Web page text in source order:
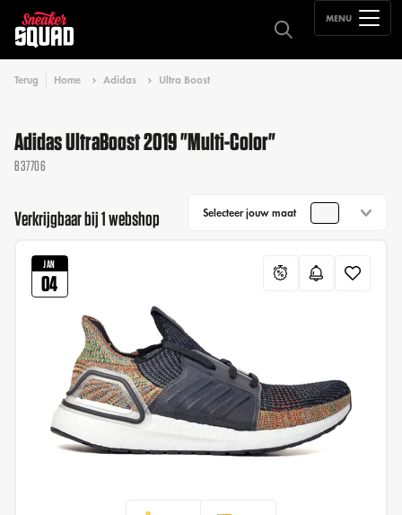
MENU
Terug Home Adidas Ultra Boost
Adidas UltraBoost 2019 "Multi-Color"
B37706
Verkrijgbaar bij 1 webshop Selecteer jouw maat
JAN
04